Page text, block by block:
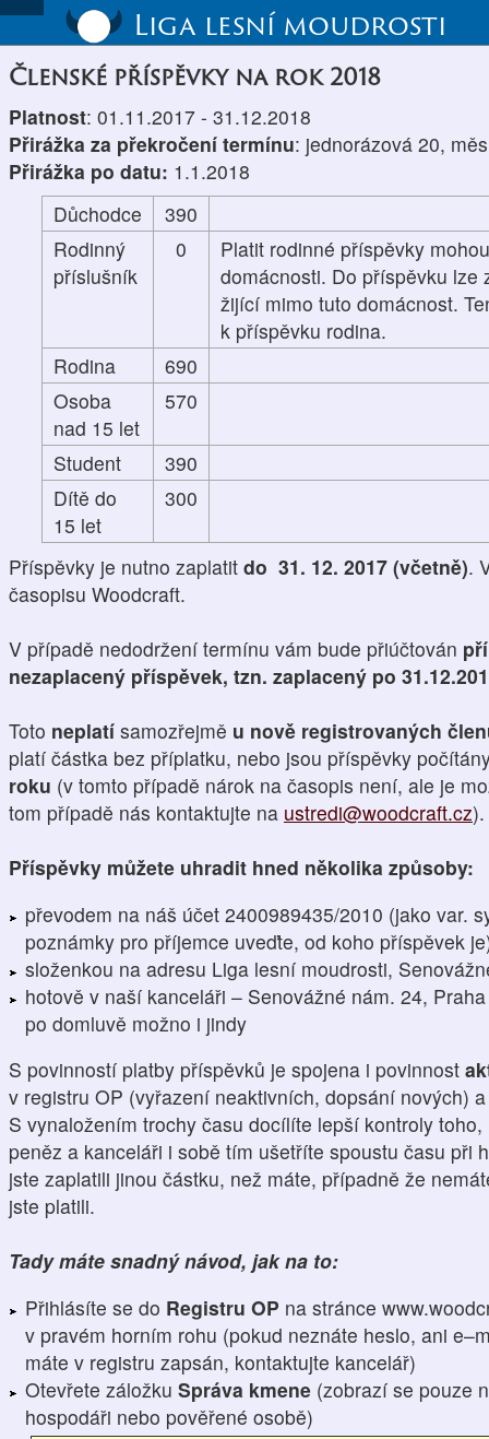
Liga lesní moudrosti
Členské příspěvky na rok 2018
Platnost: 01.11.2017 - 31.12.2018
Přirážka za překročení termínu: jednorázová 20,
Přirážka po datu: 1.1.2018
Důchodce
390
Rodinný
příslušník
0
Platit rodinné příspěvky
domácnosti. Do příspěvku lze
žijící mimo tuto domácnost.
k příspěvku rodina.
Rodina
690
Osoba
nad 15 let
570
Student
390
Dítě do
15 let
300
Příspěvky je nutno zaplatit do 31. 12. 2017 (včetně).
časopisu Woodcraft.
V případě nedodržení termínu vám bude přiúčtován
nezaplacený příspěvek, tzn. zaplacený po
Toto neplatí samozřejmě u nově registrovaných
platí částka bez příplatku, nebo jsou příspěvky
roku (v tomto případě nárok na časopis není, ale je
tom případě nás kontaktujte na ustredi@woodcraft.cz).
Příspěvky můžete uhradit hned několika způsoby:
převodem na náš účet 2400989435/2010 (jako var.
poznámky pro příjemce uveďte, od koho příspěvek
složenkou na adresu Liga lesní moudrosti,
hotově v naší kanceláři – Senovážné nám. 24,
po domluvě možno i jindy
S povinností platby příspěvků je spojena i povinnost
v registru OP (vyřazení neaktivních, dopsání nových)
S vynaložením trochy času docílíte lepší kontroly
peněz a kanceláři i sobě tím ušetříte spoustu času při
jste zaplatili jinou částku, než máte, případně že
jste platili.
Tady máte snadný návod, jak na to:
Přihlásíte se do Registru OP na stránce
v pravém horním rohu (pokud neznáte heslo, ani
máte v registru zapsán, kontaktujte kancelář)
Otevřete záložku Správa kmene (zobrazí se pouze
hospodáři nebo pověřené osobě)